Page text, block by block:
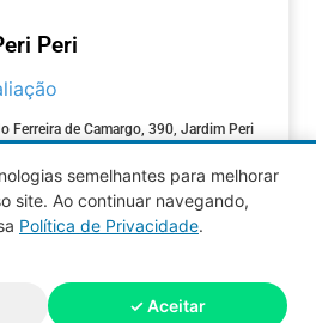
Peri
Ferreira de Camargo, 390, Jardim Peri
Fechado agora:
semelhantes para melhorar
site. Ao continuar navegando,
Política de Privacidade.
✓ Aceitar